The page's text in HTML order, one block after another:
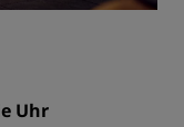
Uhr